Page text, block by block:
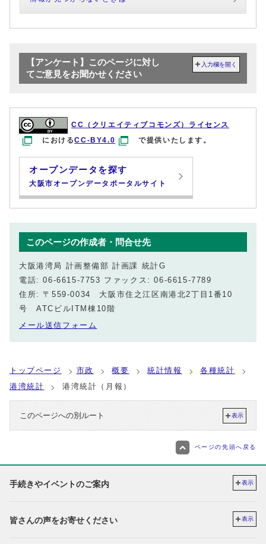
【アンケート】このページに対し
てご意見をお聞かせください
入力欄を開く
CC（クリエイティブコモンズ）ライセンス
におけるCC-BY4.0 で提供いたします。
オープンデータを探す
大阪市オープンデータポータルサイト
このページの作成者・問合せ先
大阪港湾局 計画整備部 計画課 統計G
電話: 06-6615-7753 ファックス: 06-6615-7789
住所: 〒559-0034 大阪市住之江区南港北2丁目1番10
号 ATCビルITM棟10階
メール送信フォーム
トップページ 市政 概要 統計情報
各種統計
港湾統計
港湾統計（月報）
このページへの別ルート 表示
ページの先頭へ戻る
手続きやイベントのご案内 表示
皆さんの声をお寄せください 表示